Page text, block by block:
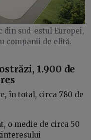
sud-estul Europei,
companii de elită.
1.900 de
în total, circa 780 de
o medie de circa 50